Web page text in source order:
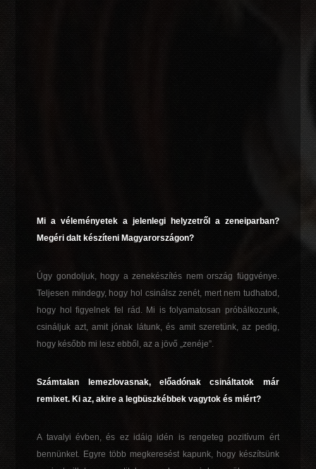
Mi a véleményetek a jelenlegi helyzetről a zeneiparban?
Megéri dalt készíteni Magyarországon?
Úgy gondoljuk, hogy a zenekészítés nem ország függvénye.
Teljesen mindegy, hogy hol csinálsz zenét, mert nem tudhatod,
hogy hol figyelnek fel rád. Mi is folyamatosan próbálkozunk,
csináljuk azt, amit jónak látunk, és amit szeretünk, az pedig,
hogy később mi lesz ebből, az a jövő „zenéje”.
Számtalan lemezlovasnak, előadónak csináltatok már
remixet. Ki az, akire a legbüszkébbek vagytok és miért?
A tavalyi évben, és ez idáig idén is rengeteg pozitívum ért
bennünket. Egyre több megkeresést kapunk, hogy készítsünk